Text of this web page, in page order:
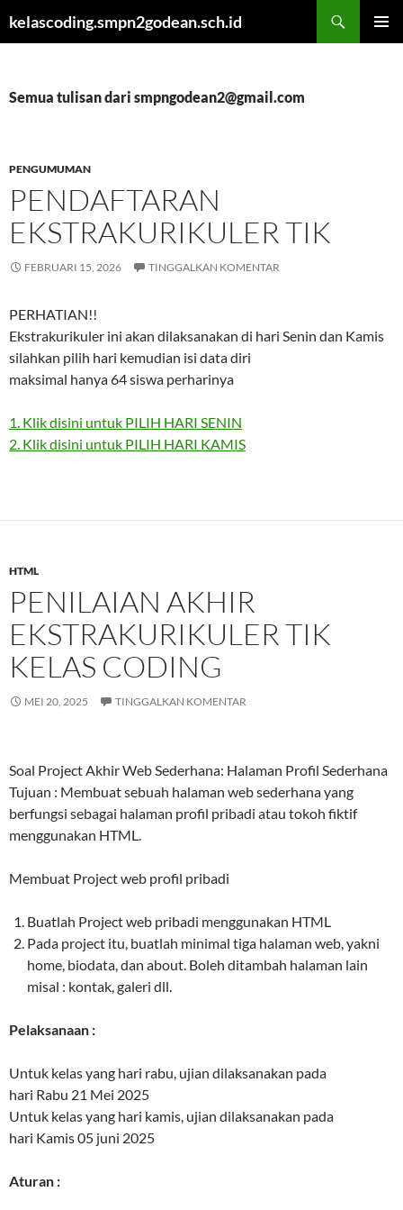
kelascoding.smpn2godean.sch.id
Semua tulisan dari smpngodean2@gmail.com
PENGUMUMAN
PENDAFTARAN
EKSTRAKURIKULER TIK
FEBRUARI 15, 2026 TINGGALKAN KOMENTAR
PERHATIAN!!
Ekstrakurikuler ini akan dilaksanakan di hari Senin dan Kamis
silahkan pilih hari kemudian isi data diri
maksimal hanya 64 siswa perharinya
1. Klik disini untuk PILIH HARI SENIN
2. Klik disini untuk PILIH HARI KAMIS
HTML
PENILAIAN AKHIR
EKSTRAKURIKULER TIK
KELAS CODING
MEI 20, 2025 TINGGALKAN KOMENTAR
Soal Project Akhir Web Sederhana: Halaman Profil Sederhana
Tujuan : Membuat sebuah halaman web sederhana yang
berfungsi sebagai halaman profil pribadi atau tokoh fiktif
menggunakan HTML.
Membuat Project web profil pribadi
Buatlah Project web pribadi menggunakan HTML
Pada project itu, buatlah minimal tiga halaman web, yakni
home, biodata, dan about. Boleh ditambah halaman lain
misal : kontak, galeri dll.
Pelaksanaan :
Untuk kelas yang hari rabu, ujian dilaksanakan pada
hari Rabu 21 Mei 2025
Untuk kelas yang hari kamis, ujian dilaksanakan pada
hari Kamis 05 juni 2025
Aturan :